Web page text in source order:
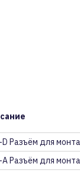
D Разъём для
A Разъём для